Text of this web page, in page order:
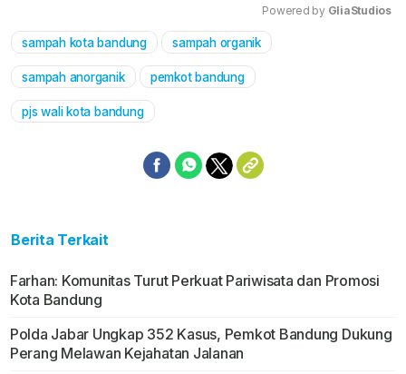
Powered by GliaStudios
sampah kota bandung sampah organik
sampah anorganik pemkot bandung
pjs wali kota bandung
Berita Terkait
Farhan: Komunitas Turut Perkuat Pariwisata dan Promosi
Kota Bandung
Polda Jabar Ungkap 352 Kasus, Pemkot Bandung Dukung
Perang Melawan Kejahatan Jalanan